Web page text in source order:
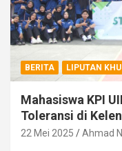
BERITA LIPUTAN
Mahasiswa KPI
Toleransi di
22 Mei 2025 Ahmad